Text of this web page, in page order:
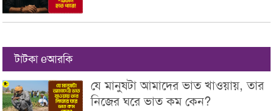
টাটকা eআরকি
যে মানুষটা আমাদের ভাত খাওয়ায়, তার
নিজের ঘরে ভাত কম কেন?